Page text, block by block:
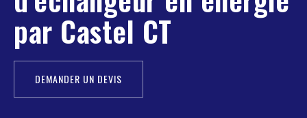
par Castel CT
DEMANDER UN DEVIS